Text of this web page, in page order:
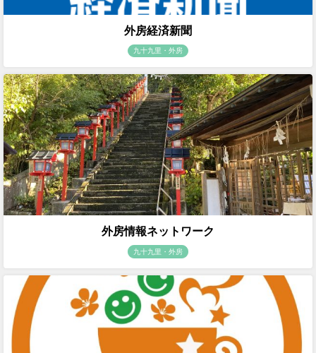
外房経済新聞
九十九里・外房
外房情報ネットワーク
九十九里・外房